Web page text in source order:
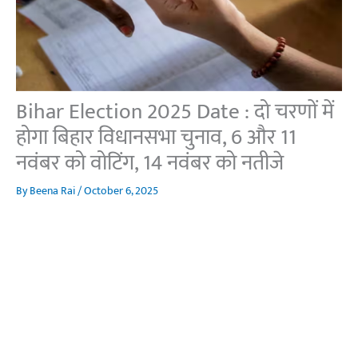
Bihar Election 2025 Date : दो चरणों में
होगा बिहार विधानसभा चुनाव, 6 और 11
नवंबर को वोटिंग, 14 नवंबर को नतीजे
ByBeena Rai/October 6, 2025